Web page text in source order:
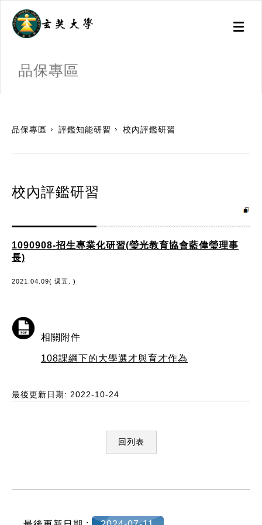
Toggle
品保專區
品保專區 評鑑知能研習 校內評鑑研習
校內評鑑研習
1090908-招生專業化研習(瑩光教育協會藍偉瑩理事
長)
2021.04.09( 週五. )
相關附件
108課綱下的大學選才與育才作為
最後更新日期: 2022-10-24
回列表